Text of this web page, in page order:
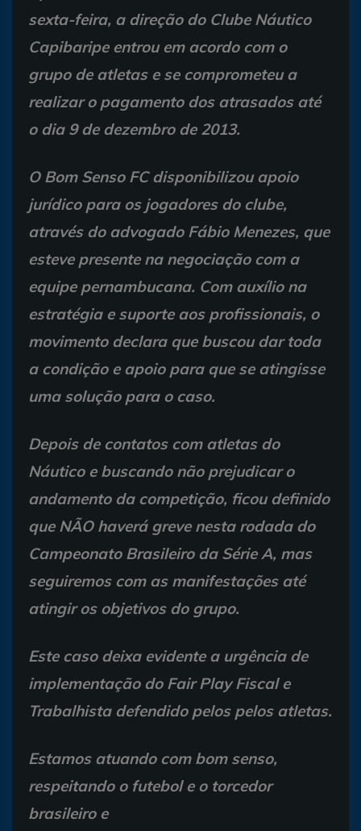
sexta-feira, a direção do Clube Náutico
Capibaripe entrou em acordo com o
grupo de atletas e se comprometeu a
realizar o pagamento dos atrasados até
o dia 9 de dezembro de 2013.
O Bom Senso FC disponibilizou apoio
jurídico para os jogadores do clube,
através do advogado Fábio Menezes, que
esteve presente na negociação com a
equipe pernambucana. Com auxílio na
estratégia e suporte aos profissionais, o
movimento declara que buscou dar toda
a condição e apoio para que se atingisse
uma solução para o caso.
Depois de contatos com atletas do
Náutico e buscando não prejudicar o
andamento da competição, ficou definido
que NÃO haverá greve nesta rodada do
Campeonato Brasileiro da Série A, mas
seguiremos com as manifestações até
atingir os objetivos do grupo.
Este caso deixa evidente a urgência de
implementação do Fair Play Fiscal e
Trabalhista defendido pelos pelos atletas.
Estamos atuando com bom senso,
respeitando o futebol e o torcedor
brasileiro e